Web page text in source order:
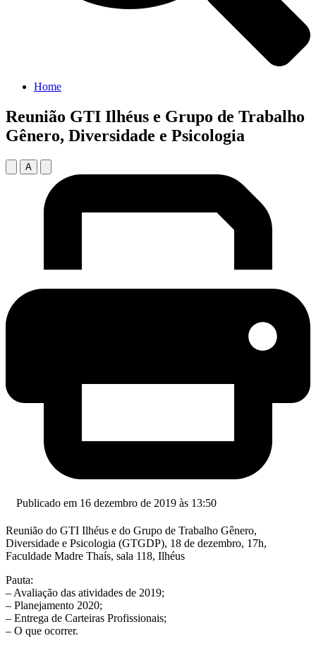
Home
Reunião GTI Ilhéus e Grupo de Trabalho
Gênero, Diversidade e Psicologia
A
Publicado em 16 dezembro de 2019 às 13:50
Reunião do GTI Ilhéus e do Grupo de Trabalho Gênero,
Diversidade e Psicologia (GTGDP), 18 de dezembro, 17h,
Faculdade Madre Thaís, sala 118, Ilhéus
Pauta:
– Avaliação das atividades de 2019;
– Planejamento 2020;
– Entrega de Carteiras Profissionais;
– O que ocorrer.